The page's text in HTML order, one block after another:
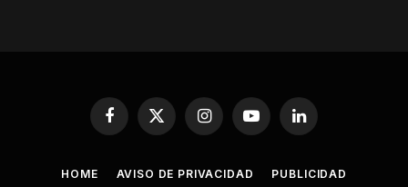
Facebook
X
InstagramYouTubeLinkedIn
HOME AVISO DE PRIVACIDAD PUBLICIDAD